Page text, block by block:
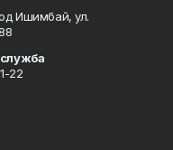
Ишимбай, ул.
22